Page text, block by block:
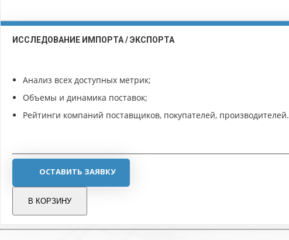
ИССЛЕДОВАНИЕ ИМПОРТА / ЭКСПОРТА
Анализ всех доступных метрик;
Объемы и динамика поставок;
Рейтинги компаний поставщиков, покупателей, производителей.
ОСТАВИТЬ ЗАЯВКУ
В КОРЗИНУ